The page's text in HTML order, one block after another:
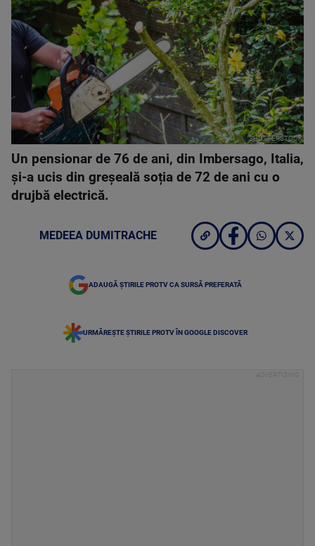
SHUTTERSTOCK
Un pensionar de 76 de ani, din Imbersago, Italia,
și-a ucis din greșeală soția de 72 de ani cu o
drujbă electrică.
MEDEEA DUMITRACHE
ADAUGĂ ȘTIRILE PROTV CA SURSĂ PREFERATĂ
URMĂREȘTE ȘTIRILE PROTV ÎN GOOGLE DISCOVER